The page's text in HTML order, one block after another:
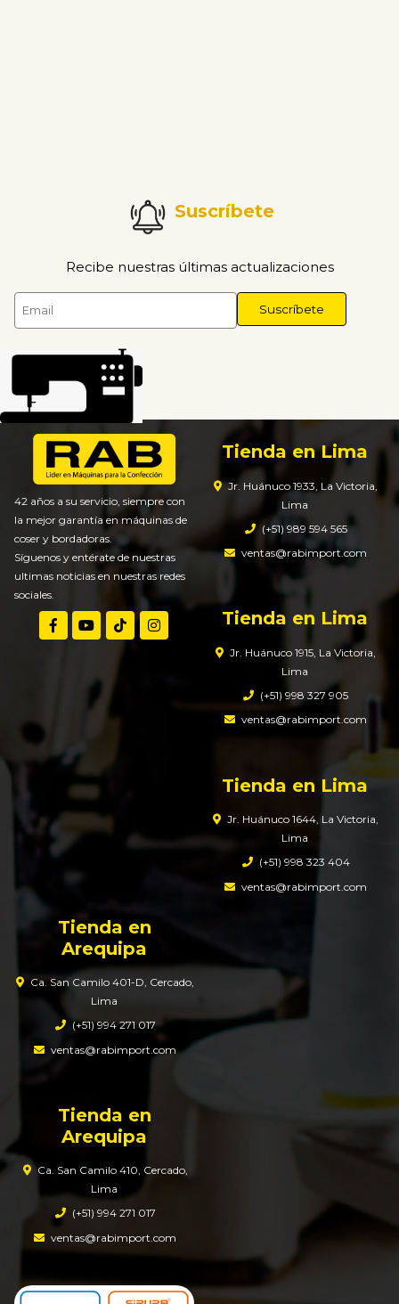
Suscríbete
Recibe nuestras últimas actualizaciones
42 años a su servicio, siempre con
la mejor garantía en máquinas de
coser y bordadoras.
Síguenos y entérate de nuestras
ultimas noticias en nuestras redes
sociales.
Tienda en Lima
Jr. Huánuco 1933, La Victoria,
Lima
(+51) 989 594 565
ventas@rabimport.com
Tienda en Lima
Jr. Huánuco 1915, La Victoria,
Lima
(+51) 998 327 905
ventas@rabimport.com
Tienda en Lima
Jr. Huánuco 1644, La Victoria,
Lima
(+51) 998 323 404
ventas@rabimport.com
Tienda en
Arequipa
Ca. San Camilo 401-D, Cercado,
Lima
(+51) 994 271 017
ventas@rabimport.com
Tienda en
Arequipa
Ca. San Camilo 410, Cercado,
Lima
(+51) 994 271 017
ventas@rabimport.com